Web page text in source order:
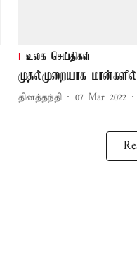
உலக செய்திகள்
முதல்முறையாக
தினத்தந்தி 07 Mar 2022